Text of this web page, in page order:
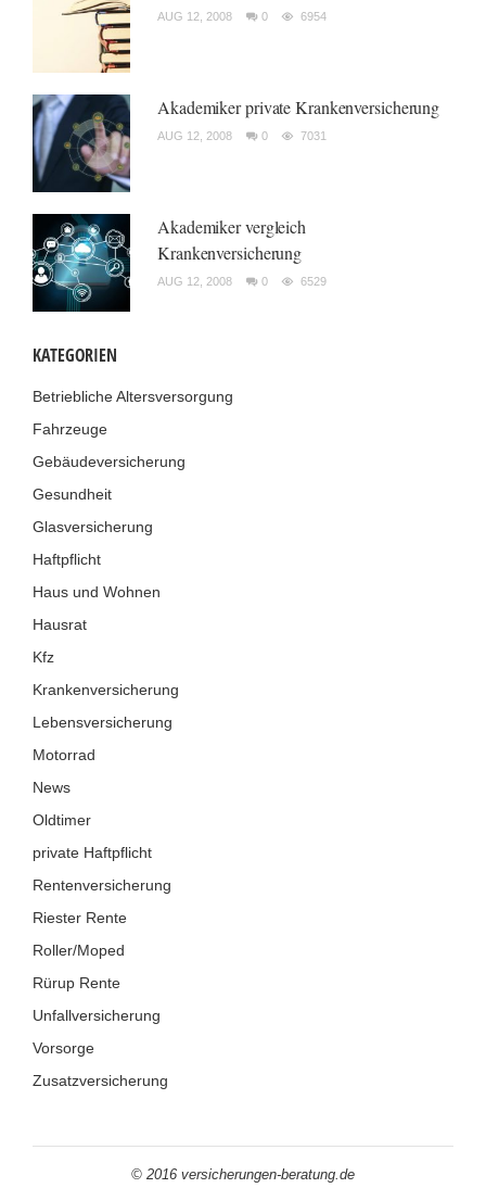
AUG 12, 2008 0 6954
Akademiker private Krankenversicherung
AUG 12, 2008 0 7031
Akademiker vergleich
Krankenversicherung
AUG 12, 2008 0 6529
KATEGORIEN
Betriebliche Altersversorgung
Fahrzeuge
Gebäudeversicherung
Gesundheit
Glasversicherung
Haftpflicht
Haus und Wohnen
Hausrat
Kfz
Krankenversicherung
Lebensversicherung
Motorrad
News
Oldtimer
private Haftpflicht
Rentenversicherung
Riester Rente
Roller/Moped
Rürup Rente
Unfallversicherung
Vorsorge
Zusatzversicherung
© 2016 versicherungen-beratung.de